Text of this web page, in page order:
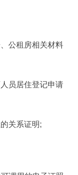
公租房相关材料
员居住登记申请
关系证明;